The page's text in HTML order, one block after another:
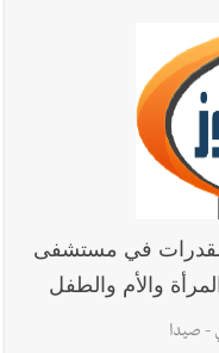
في مستشفى
والأم والطفل
- صيدا